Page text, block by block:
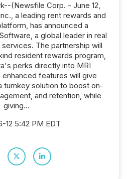
(Newsfile Corp. - June 12,
a leading rent rewards and
has announced a
a global leader in real
The partnership will
resident rewards program,
perks directly into MRI
enhanced features will give
turnkey solution to boost on-
and retention, while
giving...
12 5:42 PM EDT